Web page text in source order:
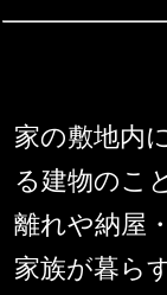
家の敷地内
る建物のこ
離れや納屋
家族が暮ら